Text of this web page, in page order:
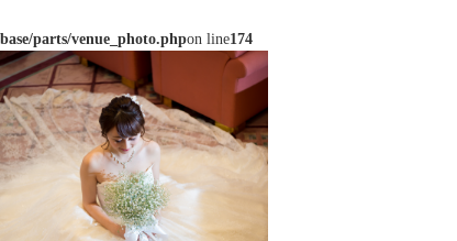
parts/venue_photo.phpon line174